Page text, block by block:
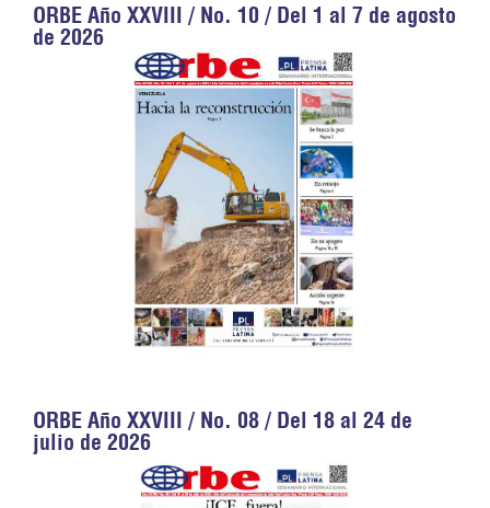
ORBE Año XXVIII / No. 10 / Del 1 al 7 de agosto
de 2026
ORBE Año XXVIII / No. 08 / Del 18 al 24 de
julio de 2026